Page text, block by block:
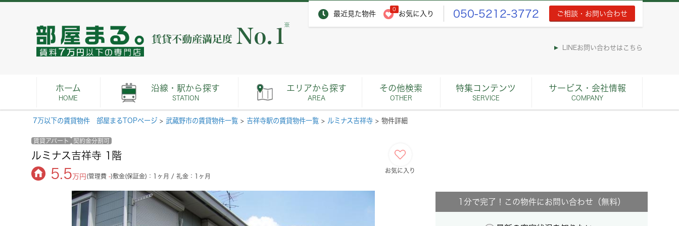
最近見た物件
0
お気に入り 050-5212-3772 ご相談・お問い合わせ
※
LINEお問い合わせはこちら
ホーム
HOME
沿線・駅から探す
STATION
エリアから探す
AREA
その他検索
OTHER
特集コンテンツ
SERVICE
サービス・会社情報
COMPANY
7万以下の賃貸物件 部屋まるTOPページ > 武蔵野市の賃貸物件一覧 > 吉祥寺駅の賃貸物件一覧 > ルミナス吉祥寺 > 物件詳細
賃貸アパート 契約金分割可
ルミナス吉祥寺 1階
5.5 万円 (管理費 -)敷金(保証金)：1ヶ月 / 礼金：1ヶ月
お気に入り
1分で完了！この物件にお問い合わせ（無料）